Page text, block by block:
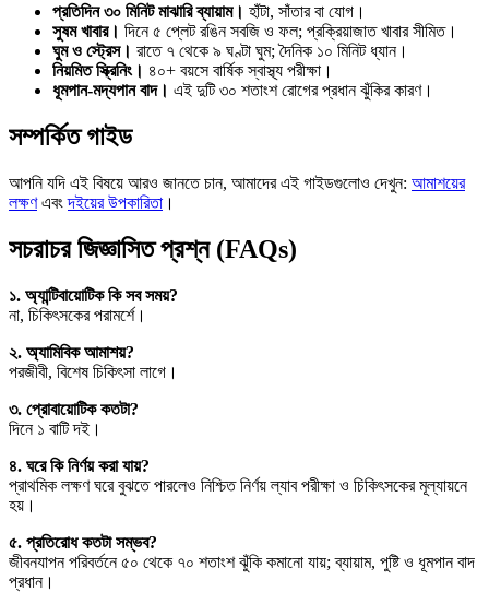
প্রতিদিন ৩০ মিনিট মাঝারি ব্যায়াম। হাঁটা, সাঁতার বা যোগ।
সুষম খাবার। দিনে ৫ প্লেট রঙিন সবজি ও ফল; প্রক্রিয়াজাত খাবার সীমিত।
ঘুম ও স্ট্রেস। রাতে ৭ থেকে ৯ ঘণ্টা ঘুম; দৈনিক ১০ মিনিট ধ্যান।
নিয়মিত স্ক্রিনিং। ৪০+ বয়সে বার্ষিক স্বাস্থ্য পরীক্ষা।
ধূমপান-মদ্যপান বাদ। এই দুটি ৩০ শতাংশ রোগের প্রধান ঝুঁকির কারণ।
সম্পর্কিত গাইড
আপনি যদি এই বিষয়ে আরও জানতে চান, আমাদের এই গাইডগুলোও দেখুন: আমাশয়ের
লক্ষণএবংদইয়ের উপকারিতা ।
সচরাচর জিজ্ঞাসিত প্রশ্ন (FAQs)
১. অ্যান্টিবায়োটিক কি সব সময়?
না, চিকিৎসকের পরামর্শে।
২. অ্যামিবিক আমাশয়?
পরজীবী, বিশেষ চিকিৎসা লাগে।
৩. প্রোবায়োটিক কতটা?
দিনে ১ বাটি দই।
৪. ঘরে কি নির্ণয় করা যায়?
প্রাথমিক লক্ষণ ঘরে বুঝতে পারলেও নিশ্চিত নির্ণয় ল্যাব পরীক্ষা ও চিকিৎসকের মূল্যায়নে
হয়।
৫. প্রতিরোধ কতটা সম্ভব?
জীবনযাপন পরিবর্তনে ৫০ থেকে ৭০ শতাংশ ঝুঁকি কমানো যায়; ব্যায়াম, পুষ্টি ও ধূমপান বাদ
প্রধান।